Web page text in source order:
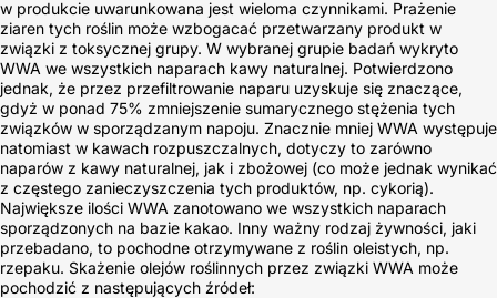
w produkcie uwarunkowana jest wieloma czynnikami. Prażenie
ziaren tych roślin może wzbogacać przetwarzany produkt w
związki z toksycznej grupy. W wybranej grupie badań wykryto
WWA we wszystkich naparach kawy naturalnej. Potwierdzono
jednak, że przez przefiltrowanie naparu uzyskuje się znaczące,
gdyż w ponad 75% zmniejszenie sumarycznego stężenia tych
związków w sporządzanym napoju. Znacznie mniej WWA występuje
natomiast w kawach rozpuszczalnych, dotyczy to zarówno
naparów z kawy naturalnej, jak i zbożowej (co może jednak wynikać
z częstego zanieczyszczenia tych produktów, np. cykorią).
Największe ilości WWA zanotowano we wszystkich naparach
sporządzonych na bazie kakao. Inny ważny rodzaj żywności, jaki
przebadano, to pochodne otrzymywane z roślin oleistych, np.
rzepaku. Skażenie olejów roślinnych przez związki WWA może
pochodzić z następujących źródeł: